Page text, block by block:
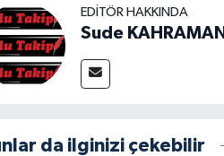
EDITÖR HAKKINDA
Sude KAHRAMAN
da ilginizi çekebilir